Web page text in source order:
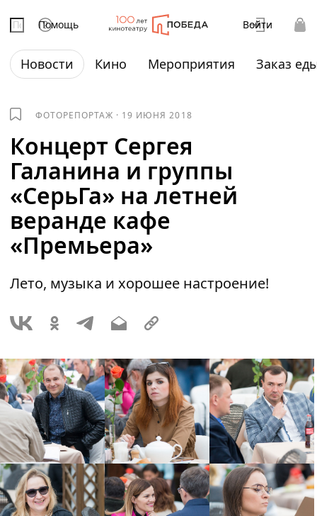
Помощь Войти
Новости Кино Мероприятия Заказ
ФОТОРЕПОРТАЖ · 19 ИЮНЯ 2018
Концерт Сергея
Галанина и группы
«СерьГа» на летней
веранде кафе
«Премьера»
Лето, музыка и хорошее настроение!